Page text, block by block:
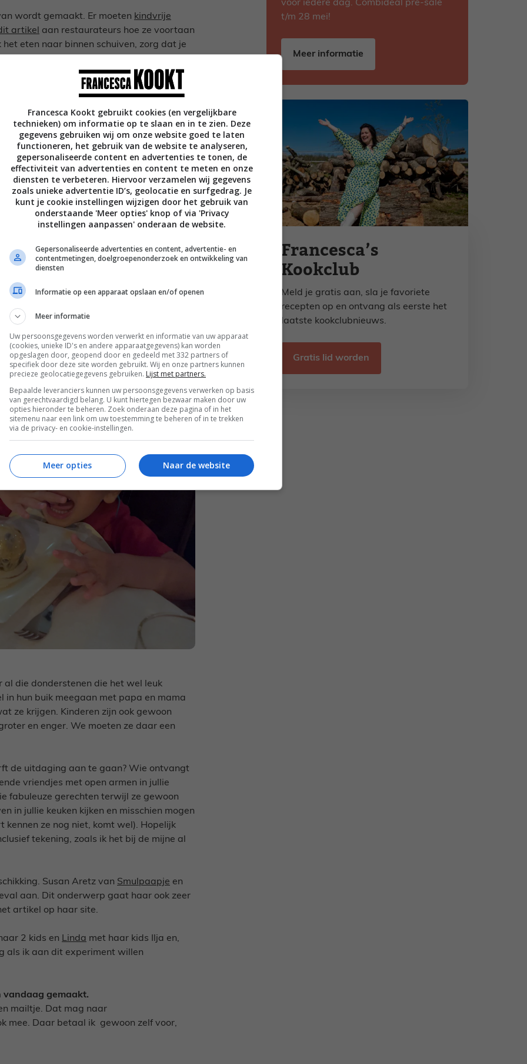
wordt gemaakt. Er moeten kindvrije
artikel
aan restaurateurs hoe ze voortaan
eten naar binnen schuiven, zorg dat je
kleurtjes of ballonnen, want daar
in een restaurant zitten eten zoals de
Maar een stukje opvoeding is daar
positief kritische manier mee omgaan.
in de Algarve en gaf bij de reservering
dame aan de telefoon vertelde me
kinderen. Ik was hierdoor zowel
Ze vertelde me dat ze geen patat en
vonden dat de andere gasten geen
zij een avondje uit gingen en daar ook
haar uit dat we een kleine lekkerbek als
te zijn. We wilden hem gewoon laten
reden dan ook niet zou gaan, we
en wij blij. Aan het einde van de avond
ogen aan zijn pure chocolade bol. Het
al die donderstenen die het wel leuk
in hun buik meegaan met papa en mama
ze krijgen. Kinderen zijn ook gewoon
en enger. We moeten ze daar een
de uitdaging aan te gaan? Wie ontvangt
vriendjes met open armen in jullie
fabuleuze gerechten terwijl ze gewoon
in jullie keuken kijken en misschien mogen
kennen ze nog niet, komt wel). Hopelijk
tekening, zoals ik het bij de mijne al
Susan Aretz van Smulpaapje en
aan. Dit onderwerp gaat haar ook zeer
artikel op haar site.
2 kids en Linda met haar kids Ilja en,
als ik aan dit experiment willen
vandaag gemaakt.
mailtje. Dat mag naar
mee. Daar betaal ik gewoon zelf voor,
voor iedere dag. Combideal pre-sale
t/m 28 mei!
Meer informatie
Francesca’s
Kookclub
Meld je gratis aan, sla je favoriete
recepten op en ontvang als eerste het
laatste kookclubnieuws.
Gratis lid worden
Francesca Kookt gebruikt cookies (en vergelijkbare
technieken) om informatie op te slaan en in te zien. Deze
gegevens gebruiken wij om onze website goed te laten
functioneren, het gebruik van de website te analyseren,
gepersonaliseerde content en advertenties te tonen, de
effectiviteit van advertenties en content te meten en onze
diensten te verbeteren. Hiervoor verzamelen wij gegevens
zoals unieke advertentie ID’s, geolocatie en surfgedrag. Je
kunt je cookie instellingen wijzigen door het gebruik van
onderstaande 'Meer opties' knop of via 'Privacy
instellingen aanpassen' onderaan de website.
Gepersonaliseerde advertenties en content, advertentie- en
contentmetingen, doelgroepenonderzoek en ontwikkeling van
diensten
Informatie op een apparaat opslaan en/of openen
Meer informatie
Uw persoonsgegevens worden verwerkt en informatie van uw apparaat
(cookies, unieke ID's en andere apparaatgegevens) kan worden
opgeslagen door, geopend door en gedeeld met 332 partners of
specifiek door deze site worden gebruikt. Wij en onze partners kunnen
precieze geolocatiegegevens gebruiken. Lijst met partners.
Bepaalde leveranciers kunnen uw persoonsgegevens verwerken op basis
van gerechtvaardigd belang. U kunt hiertegen bezwaar maken door uw
opties hieronder te beheren. Zoek onderaan deze pagina of in het
sitemenu naar een link om uw toestemming te beheren of in te trekken
via de privacy- en cookie-instellingen.
Naar de website
Meer opties